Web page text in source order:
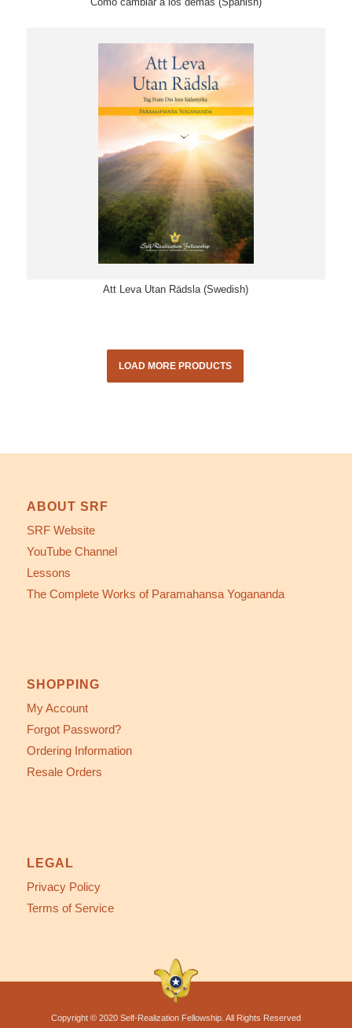
Att Leva Utan Rädsla (Swedish)
LOAD MORE PRODUCTS
ABOUT SRF
SRF Website
YouTube Channel
Lessons
The Complete Works of Paramahansa Yogananda
SHOPPING
My Account
Forgot Password?
Ordering Information
Resale Orders
LEGAL
Privacy Policy
Terms of Service
Copyright © 2020 Self-Realization Fellowship. All Rights Reserved